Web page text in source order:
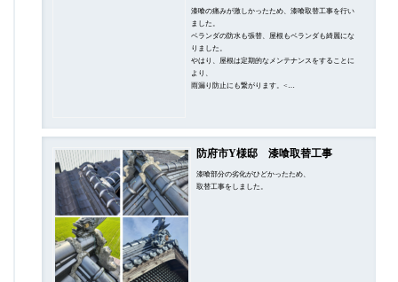
漆喰の痛みが激しかったため、漆喰取替工事を行い
ました。
ベランダの防水も張替、屋根もベランダも綺麗にな
りました。
やはり、屋根は定期的なメンテナンスをすることに
より、
雨漏り防止にも繋がります。<…
防府市Y様邸 漆喰取替工事
漆喰部分の劣化がひどかったため、
取替工事をしました。